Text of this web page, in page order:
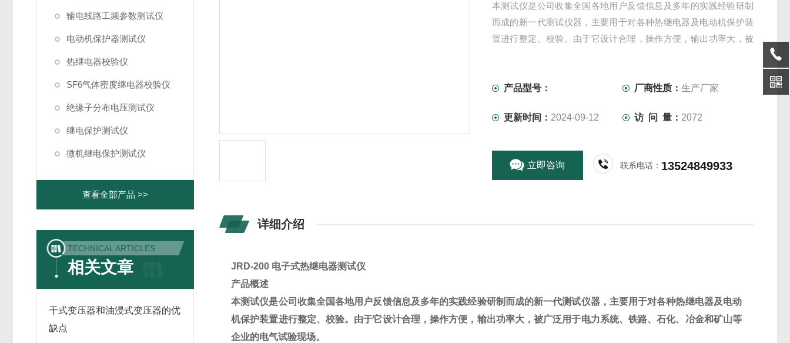
输电线路工频参数测试仪
电动机保护器测试仪
热继电器校验仪
SF6气体密度继电器校验仪
绝缘子分布电压测试仪
继电保护测试仪
微机继电保护测试仪
查看全部产品 >>
TECHNICAL ARTICLES
相关文章
干式变压器和油浸式变压器的优
缺点
本测试仪是公司收集全国各地用户反馈信息及多年的实践经验研制
而成的新一代测试仪器，主要用于对各种热继电器及电动机保护装
置进行整定、校验。由于它设计合理，操作方便，输出功率大，被
产品型号：
厂商性质：生产厂家
更新时间： 2024-09-12 访 问 量： 2072
立即咨询 联系电话： 13524849933
详细介绍
JRD-200 电子式热继电器测试仪
产品概述
本测试仪是公司收集全国各地用户反馈信息及多年的实践经验研制而成的新一代测试仪器，主要用于对各种热继电器及电动
机保护装置进行整定、校验。由于它设计合理，操作方便，输出功率大，被广泛用于电力系统、铁路、石化、冶金和矿山等
企业的电气试验现场。